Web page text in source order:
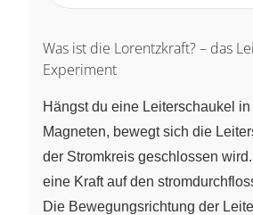
Was ist die Lorentzkraft? – das
Experiment
Hängst du eine Leiterschaukel
Magneten, bewegt sich die
der Stromkreis geschlossen
eine Kraft auf den
Die Bewegungsrichtung der